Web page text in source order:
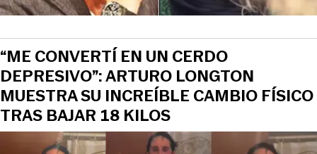
“ME CONVERTÍ EN UN CERDO
DEPRESIVO”: ARTURO LONGTON
MUESTRA SU INCREÍBLE CAMBIO FÍSICO
TRAS BAJAR 18 KILOS